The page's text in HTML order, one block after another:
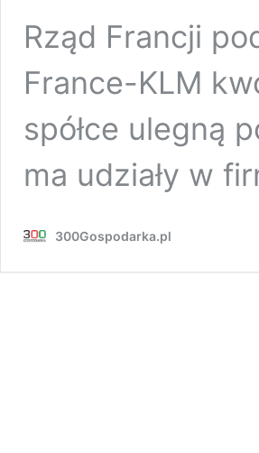
Rząd Francji
France-KLM
spółce ulegną
ma udziały w
300Gospodarka.pl